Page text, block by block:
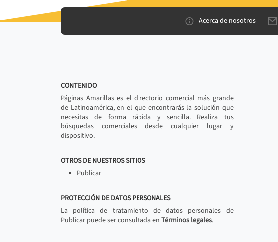
Acerca de nosotros
CONTENIDO
Páginas Amarillas es el directorio comercial más grande
de Latinoamérica, en el que encontrarás la solución que
necesitas de forma rápida y sencilla. Realiza tus
búsquedas comerciales desde cualquier lugar y
dispositivo.
OTROS DE NUESTROS SITIOS
Publicar
PROTECCIÓN DE DATOS PERSONALES
La política de tratamiento de datos personales de
Publicar puede ser consultada en Términos legales.